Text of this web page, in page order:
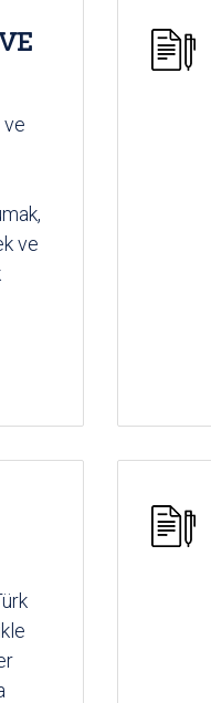
ve
ve